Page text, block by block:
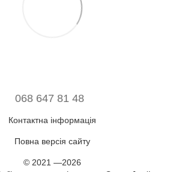
068 647 81 48
Контактна інформація
Повна версія сайту
© 2021 —2026